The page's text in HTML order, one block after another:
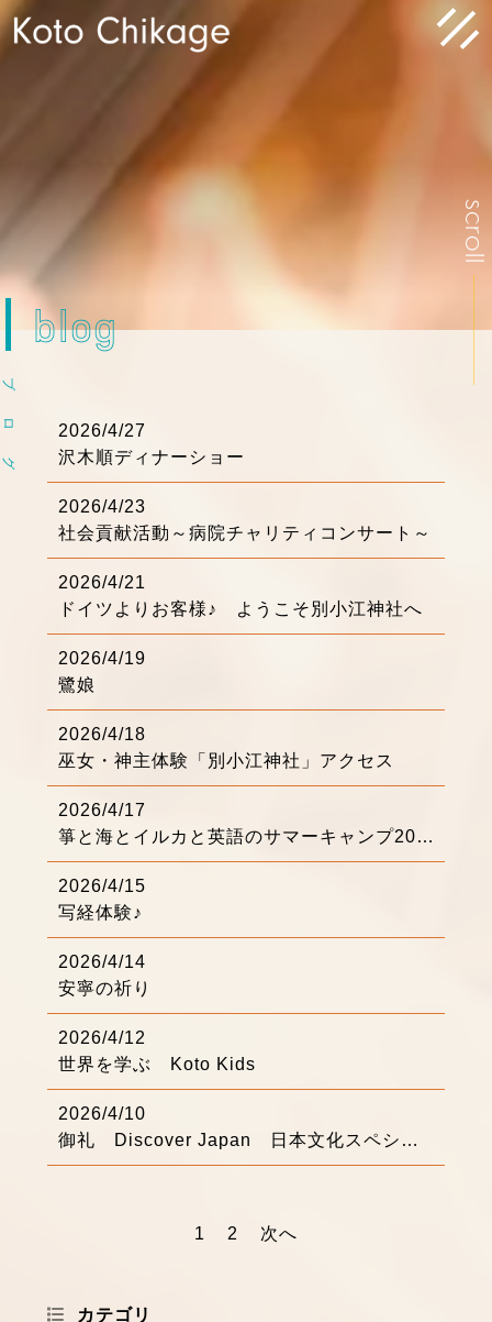
scroll
blog
ブ
ロ
グ
2026/4/27
沢木順ディナーショー
2026/4/23
社会貢献活動～病院チャリティコンサート～
2026/4/21
ドイツよりお客様♪ ようこそ別小江神社へ
2026/4/19
鷺娘
2026/4/18
巫女・神主体験「別小江神社」アクセス
2026/4/17
箏と海とイルカと英語のサマーキャンプ2026
2026/4/15
写経体験♪
2026/4/14
安寧の祈り
2026/4/12
世界を学ぶ Koto Kids
2026/4/10
御礼 Discover Japan 日本文化スペシャルコンサート
1 2 次へ
カテゴリ